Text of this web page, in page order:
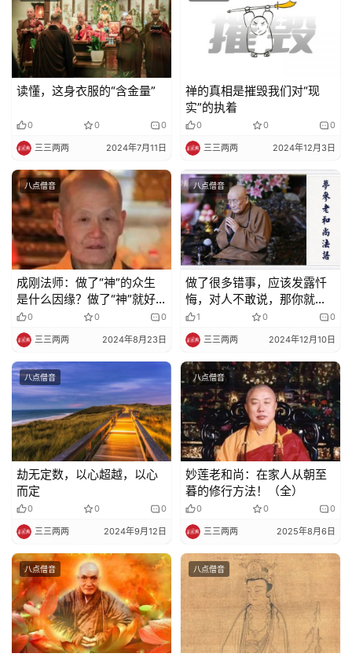
读懂，这身衣服的“含金量”
0 0 0
三三两两 2024年7月11日
禅的真相是摧毁我们对“现
实”的执着
0 0 0
三三两两 2024年12月3日
八点僧音
成刚法师：做了“神”的众生
是什么因缘？做了“神”就好
吗？
0 0 0
三三两两 2024年8月23日
八点僧音
做了很多错事，应该发露忏
悔，对人不敢说，那你就这
样做
1 0 0
三三两两 2024年12月10日
八点僧音
劫无定数，以心超越，以心
而定
0 0 0
三三两两 2024年9月12日
八点僧音
妙莲老和尚：在家人从朝至
暮的修行方法！（全）
0 0 0
三三两两 2025年8月6日
八点僧音 八点僧音